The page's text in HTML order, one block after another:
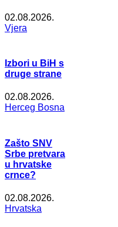
02.08.2026.
Vjera
Izbori u BiH s
druge strane
02.08.2026.
Herceg Bosna
Zašto SNV
Srbe pretvara
u hrvatske
crnce?
02.08.2026.
Hrvatska